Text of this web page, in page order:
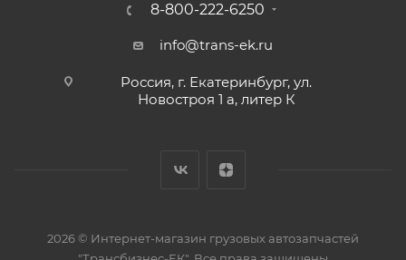
8-800-222-6250
info@trans-ek.ru
Россия, г. Екатеринбург, ул.
Новостроя 1 а, литер К
2026 © Интернет-магазин грузовых автозапчастей